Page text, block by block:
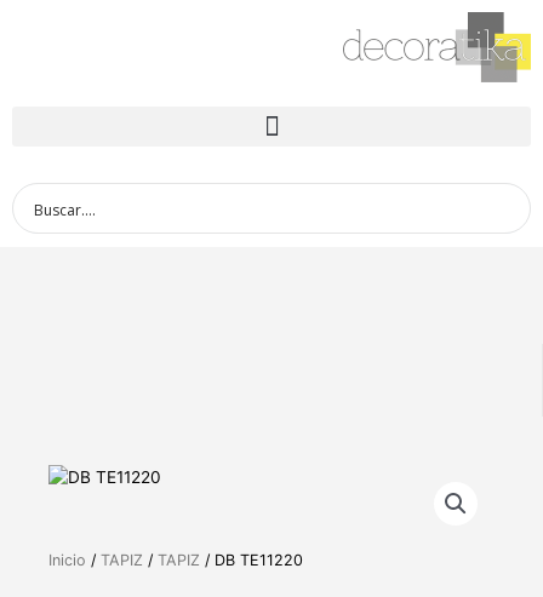
Inicio / TAPIZ / TAPIZ / DB TE11220